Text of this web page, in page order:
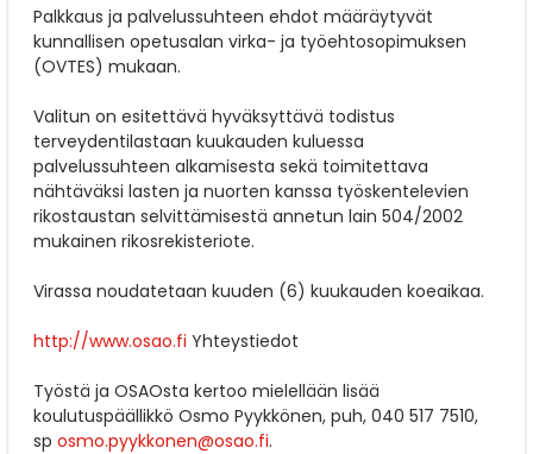
Palkkaus ja palvelussuhteen ehdot määräytyvät
kunnallisen opetusalan virka- ja työehtosopimuksen
(OVTES) mukaan.
Valitun on esitettävä hyväksyttävä todistus
terveydentilastaan kuukauden kuluessa
palvelussuhteen alkamisesta sekä toimitettava
nähtäväksi lasten ja nuorten kanssa työskentelevien
rikostaustan selvittämisestä annetun lain 504/2002
mukainen rikosrekisteriote.
Virassa noudatetaan kuuden (6) kuukauden koeaikaa.
http://www.osao.fi Yhteystiedot
Työstä ja OSAOsta kertoo mielellään lisää
koulutuspäällikkö Osmo Pyykkönen, puh, 040 517 7510,
sp osmo.pyykkonen@osao.fi.